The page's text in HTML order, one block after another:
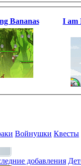
Bananas I am
Войнушки Квесты
добавления